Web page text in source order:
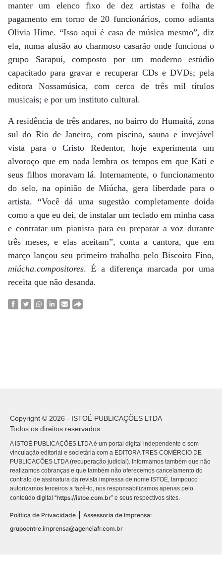
manter um elenco fixo de dez artistas e folha de
pagamento em torno de 20 funcionários, como adianta
Olivia Hime. “Isso aqui é casa de música mesmo”, diz
ela, numa alusão ao charmoso casarão onde funciona o
grupo Sarapuí, composto por um moderno estúdio
capacitado para gravar e recuperar CDs e DVDs; pela
editora Nossamúsica, com cerca de três mil títulos
musicais; e por um instituto cultural.
A residência de três andares, no bairro do Humaitá, zona
sul do Rio de Janeiro, com piscina, sauna e invejável
vista para o Cristo Redentor, hoje experimenta um
alvoroço que em nada lembra os tempos em que Kati e
seus filhos moravam lá. Internamente, o funcionamento
do selo, na opinião de Miúcha, gera liberdade para o
artista. “Você dá uma sugestão completamente doida
como a que eu dei, de instalar um teclado em minha casa
e contratar um pianista para eu preparar a voz durante
três meses, e elas aceitam”, conta a cantora, que em
março lançou seu primeiro trabalho pelo Biscoito Fino,
miúcha.compositores. É a diferença marcada por uma
receita que não desanda.
Copyright © 2026 - ISTOÉ PUBLICAÇÕES LTDA
Todos os direitos reservados.
A ISTOÉ PUBLICAÇÕES LTDA é um portal digital independente e sem
vinculação editorial e societária com a EDITORA TRES COMÉRCIO DE
PUBLICACÕES LTDA (recuperação judicial). Informamos também que não
realizamos cobranças e que também não oferecemos cancelamento do
contrato de assinatura da revista impressa de nome ISTOÉ, tampouco
autorizamos terceiros a fazê-lo, nos responsabilizamos apenas pelo
conteúdo digital “https://istoe.com.br” e seus respectivos sites.
Política de Privacidade
Assessoria de Imprensa:
grupoentre.imprensa@agenciafr.com.br